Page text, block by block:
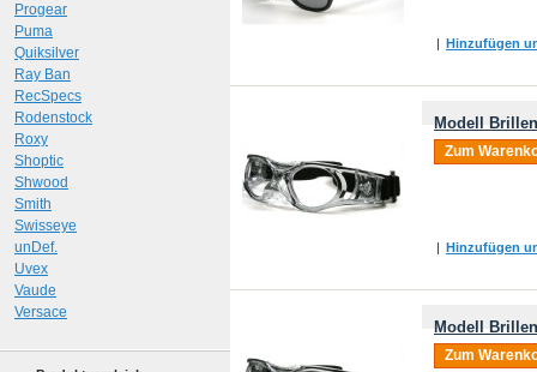
| Hinzufügen
Modell
Zum
| Hinzufügen
Modell
Zum
Progear
Puma
Quiksilver
Ray Ban
RecSpecs
Rodenstock
Roxy
Shoptic
Shwood
Smith
Swisseye
unDef.
Uvex
Vaude
Versace